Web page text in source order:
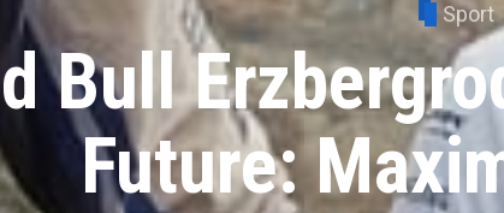
Sport
Bull
Future: